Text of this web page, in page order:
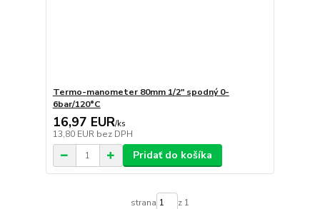
Termo-manometer 80mm 1/2" spodný 0-
6bar/120°C
16,97 EUR/ks
13,80 EUR bez DPH
Pridať do košíka
strana z 1